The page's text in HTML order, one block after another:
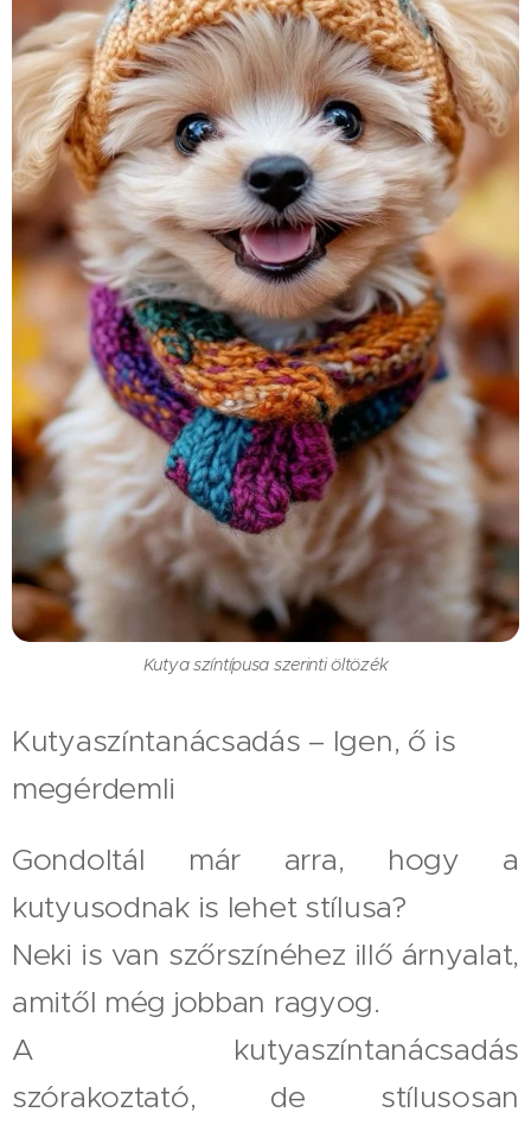
Kutya színtípusa szerinti öltözék
Kutyaszíntanácsadás – Igen, ő is
megérdemli
Gondoltál már arra, hogy a
kutyusodnak is lehet stílusa?
Neki is van szőrszínéhez illő árnyalat,
amitől még jobban ragyog.
A kutyaszíntanácsadás
szórakoztató, de stílusosan